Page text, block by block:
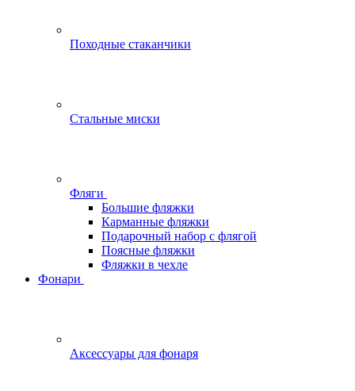
Походные стаканчики
Стальные миски
Фляги
Большие фляжки
Карманные фляжки
Подарочный набор с флягой
Поясные фляжки
Фляжки в чехле
Фонари
Аксессуары для фонаря